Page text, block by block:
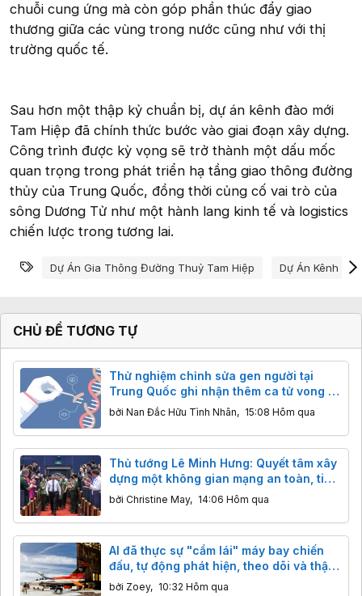
chuỗi cung ứng mà còn góp phần thúc đẩy giao
thương giữa các vùng trong nước cũng như với thị
trường quốc tế.
Sau hơn một thập kỷ chuẩn bị, dự án kênh đào mới
Tam Hiệp đã chính thức bước vào giai đoạn xây dựng.
Công trình được kỳ vọng sẽ trở thành một dấu mốc
quan trọng trong phát triển hạ tầng giao thông đường
thủy của Trung Quốc, đồng thời củng cố vai trò của
sông Dương Tử như một hành lang kinh tế và logistics
chiến lược trong tương lai.
Từ khóa
Dự Án Gia Thông Đường Thuỷ Tam Hiệp Dự Án Kênh
CHỦ ĐỀ TƯƠNG TỰ
Thử nghiệm chỉnh sửa gen người tại
Trung Quốc ghi nhận thêm ca tử vong ở
trẻ em trong vòng 2 tuần
bởi Nan Đắc Hữu Tình Nhân, 15:08 Hôm qua
Thủ tướng Lê Minh Hưng: Quyết tâm xây
dựng một không gian mạng an toàn, tin
cậy và nhân văn
bởi Christine May, 14:06 Hôm qua
AI đã thực sự "cầm lái" máy bay chiến
đấu, tự động phát hiện, theo dõi và thậm
chí đánh chặn mục tiêu
bởi Zoey, 10:32 Hôm qua